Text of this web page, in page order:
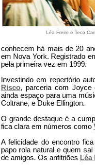
Léa Freire e Teco
conhecem há mais de 20
em Nova York. Registrado
pela primeira vez em 1999.
Investindo em repertório
Risco, parceria com Joyce
ainda espaço para uma
Coltrane, e Duke Ellington.
O grande destaque é a
fica clara em números como
A felicidade do encontro
papo rola natural e quem
de amigos. Os anfitriões Léa